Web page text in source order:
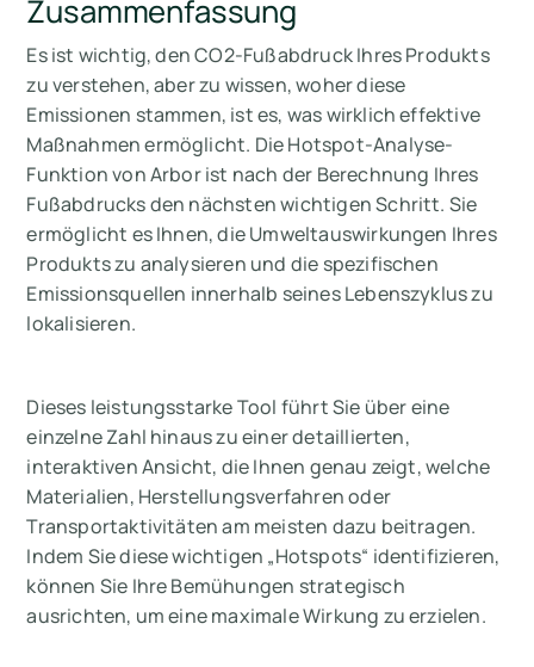
Zusammenfassung
Es ist wichtig, den CO2-Fußabdruck Ihres Produkts
zu verstehen, aber zu wissen, woher diese
Emissionen stammen, ist es, was wirklich effektive
Maßnahmen ermöglicht. Die Hotspot-Analyse-
Funktion von Arbor ist nach der Berechnung Ihres
Fußabdrucks den nächsten wichtigen Schritt. Sie
ermöglicht es Ihnen, die Umweltauswirkungen Ihres
Produkts zu analysieren und die spezifischen
Emissionsquellen innerhalb seines Lebenszyklus zu
lokalisieren.
Dieses leistungsstarke Tool führt Sie über eine
einzelne Zahl hinaus zu einer detaillierten,
interaktiven Ansicht, die Ihnen genau zeigt, welche
Materialien, Herstellungsverfahren oder
Transportaktivitäten am meisten dazu beitragen.
Indem Sie diese wichtigen „Hotspots“ identifizieren,
können Sie Ihre Bemühungen strategisch
ausrichten, um eine maximale Wirkung zu erzielen.